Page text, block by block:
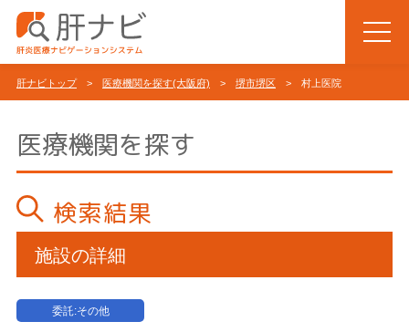
肝ナビトップ> 医療機関を探す(大阪府) > 堺市堺区 > 村上医院
医療機関を探す
検索結果
施設の詳細
委託:その他